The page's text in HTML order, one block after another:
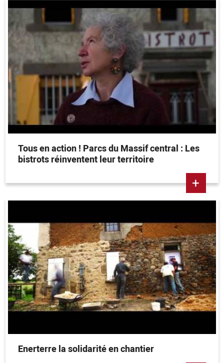
Tous en action ! Parcs du Massif central : Les
bistrots réinventent leur territoire
+
Enerterre la solidarité en chantier